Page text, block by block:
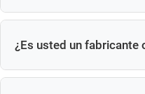
Certificado CE, sistema
¿Es usted un fabricante
Somos un fabricante